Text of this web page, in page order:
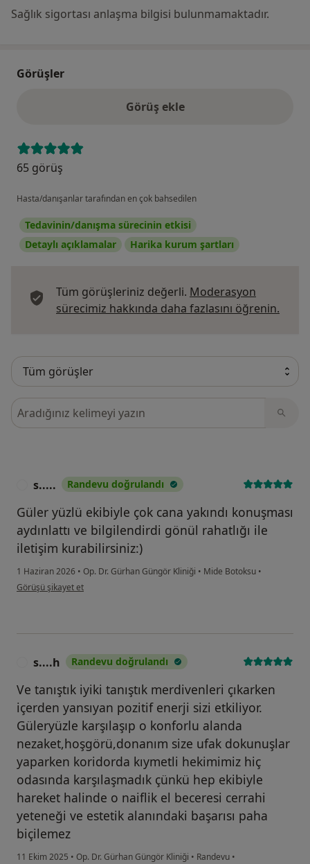
Sağlık sigortası anlaşma bilgisi bulunmamaktadır.
Görüşler
Görüş ekle
65 görüş
Hasta/danışanlar tarafından en çok bahsedilen
Tedavinin/danışma sürecinin etkisi
Detaylı açıklamalar
Harika kurum şartları
Tüm görüşleriniz değerli. Moderasyon
sürecimiz hakkında daha fazlasını öğrenin.
Görüşler içerisinde ara
s..... Randevu doğrulandı
Güler yüzlü ekibiyle çok cana yakındı konuşması
aydınlattı ve bilgilendirdi gönül rahatlığı ile
iletişim kurabilirsiniz:)
1 Haziran 2026 • Op. Dr. Gürhan Güngör Kliniği • Mide Botoksu •
kullanıcının görüşüne göre s.....
Görüşü şikayet et
s....h Randevu doğrulandı
Ve tanıştık iyiki tanıştık merdivenleri çıkarken
içerden yansıyan pozitif enerji sizi etkiliyor.
Güleryüzle karşılaşıp o konforlu alanda
nezaket,hoşgörü,donanım size ufak dokunuşlar
yaparken koridorda kıymetli hekimimiz hiç
odasında karşılaşmadık çünkü hep ekibiyle
hareket halinde o naiflik el beceresi cerrahi
yeteneği ve estetik alanındaki başarısı paha
biçilemez
11 Ekim 2025 • Op. Dr. Gürhan Güngör Kliniği • Randevu •